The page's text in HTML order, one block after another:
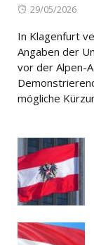
Posted
29/05/2026
In Klagenfurt
Angaben der
vor der Alpen-
mögliche